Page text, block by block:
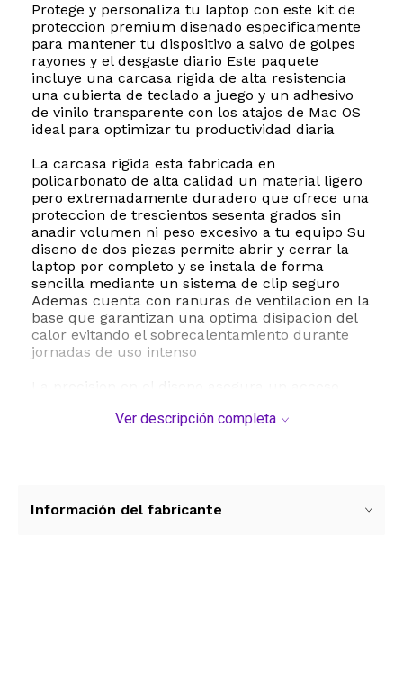
Protege y personaliza tu laptop con este kit de
proteccion premium disenado especificamente
para mantener tu dispositivo a salvo de golpes
rayones y el desgaste diario Este paquete
incluye una carcasa rigida de alta resistencia
una cubierta de teclado a juego y un adhesivo
de vinilo transparente con los atajos de Mac OS
ideal para optimizar tu productividad diaria
La carcasa rigida esta fabricada en
policarbonato de alta calidad un material ligero
pero extremadamente duradero que ofrece una
proteccion de trescientos sesenta grados sin
anadir volumen ni peso excesivo a tu equipo Su
diseno de dos piezas permite abrir y cerrar la
laptop por completo y se instala de forma
sencilla mediante un sistema de clip seguro
Ademas cuenta con ranuras de ventilacion en la
base que garantizan una optima disipacion del
calor evitando el sobrecalentamiento durante
jornadas de uso intenso
botones para que puedas conectar tus
cualquier superficie plana evitando
Ver descripción completa
Información del fabricante